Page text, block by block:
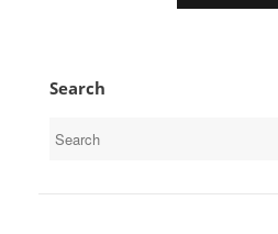
Search
for: